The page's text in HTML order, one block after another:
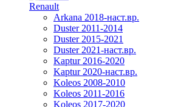
Renault
Arkana 2018-наст.вр.
Duster 2011-2014
Duster 2015-2021
Duster 2021-наст.вр.
Kaptur 2016-2020
Kaptur 2020-наст.вр.
Koleos 2008-2010
Koleos 2011-2016
Koleos 2017-2020